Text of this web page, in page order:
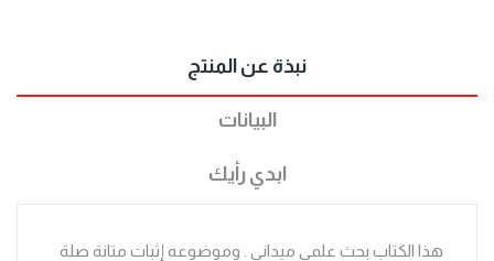
نبذة عن المنتج
البيانات
ابدي رأيك
هذا الكتاب بحث علمي ميداني . وموضوعه إثبات متانة صلة